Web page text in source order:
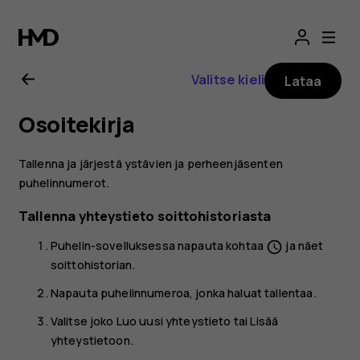
Nokia
2.1
käyttöopas
Valitse kieli Lataa
Osoitekirja
Tallenna ja järjestä ystävien ja perheenjäsenten
puhelinnumerot.
Tallenna yhteystieto soittohistoriasta
Puhelin-sovelluksessa napauta kohtaa schedule ja näet
soittohistorian.
Napauta puhelinnumeroa, jonka haluat tallentaa.
Valitse joko Luo uusi yhteystieto taiLisää
yhteystietoon.